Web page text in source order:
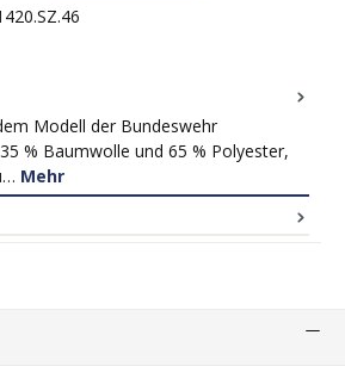
Modell der Bundeswehr
% Baumwolle und 65 % Polyester,
Mehr